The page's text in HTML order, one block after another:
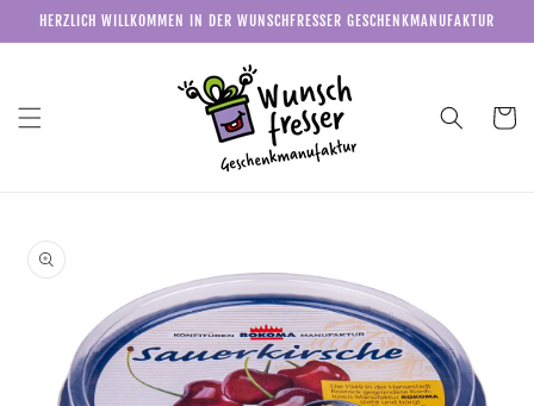
zum
Inhalt
HERZLICH WILLKOMMEN IN DER WUNSCHFRESSER GESCHENKMANUFAKTUR